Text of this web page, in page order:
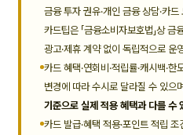
금융 투자 권유·개인 금융 상담·카
카드팁은 「금융소비자보호법」상
광고·제휴 계약 없이 독립적으로 운
카드 혜택·연회비·적립률·캐시백·
변경에 따라 수시로 달라질 수 있으
기준으로 실제 적용 혜택과 다를 수
카드 발급·혜택 적용·포인트 적립 조